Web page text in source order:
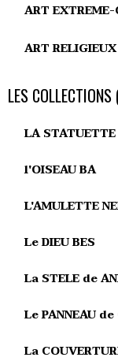
ART
ART
LES
LA
l'OISEAU BA
L'AMULETTE
Le DIEU BES
La STELE de
Le PANNEAU
La